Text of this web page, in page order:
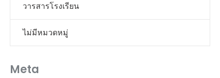
วารสารโรงเรียน
ไม่มีหมวดหมู่
Meta